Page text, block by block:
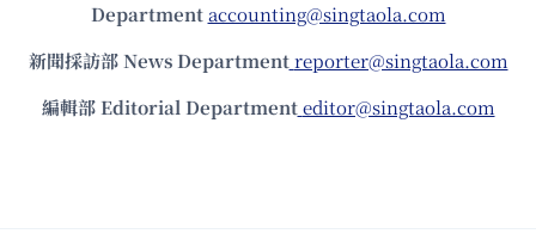
Department accounting@singtaola.com
新聞採訪部 News Department reporter@singtaola.com
編輯部 Editorial Department editor@singtaola.com